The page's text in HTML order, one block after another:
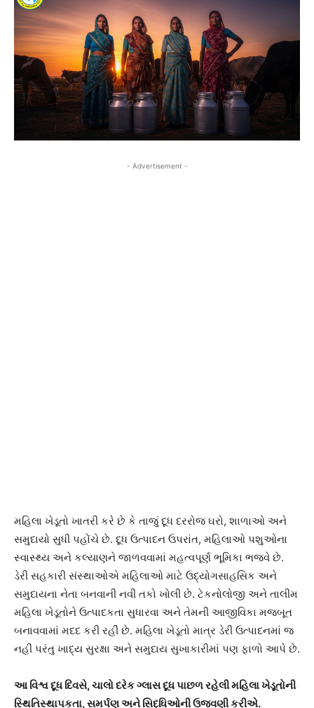
- Advertisement -
મહિલા ખેડૂતો ખાતરી કરે છે કે તાજું દૂધ દરરોજ ઘરો, શાળાઓ અને
સમુદાયો સુધી પહોંચે છે. દૂધ ઉત્પાદન ઉપરાંત, મહિલાઓ પશુઓના
સ્વાસ્થ્ય અને કલ્યાણને જાળવવામાં મહત્વપૂર્ણ ભૂમિકા ભજવે છે.
ડેરી સહકારી સંસ્થાઓએ મહિલાઓ માટે ઉદ્યોગસાહસિક અને
સમુદાયના નેતા બનવાની નવી તકો ખોલી છે. ટેકનોલોજી અને તાલીમ
મહિલા ખેડૂતોને ઉત્પાદકતા સુધારવા અને તેમની આજીવિકા મજબૂત
બનાવવામાં મદદ કરી રહી છે. મહિલા ખેડૂતો માત્ર ડેરી ઉત્પાદનમાં જ
નહીં પરંતુ ખાદ્ય સુરક્ષા અને સમુદાય સુખાકારીમાં પણ ફાળો આપે છે.
આ વિશ્વ દૂધ દિવસે, ચાલો દરેક ગ્લાસ દૂધ પાછળ રહેલી મહિલા ખેડૂતોની
સ્થિતિસ્થાપકતા, સમર્પણ અને સિદ્ધિઓની ઉજવણી કરીએ.